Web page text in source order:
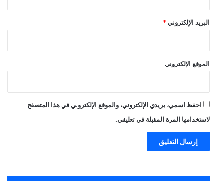
البريد الإلكتروني *
الموقع الإلكتروني
احفظ اسمي، بريدي الإلكتروني، والموقع الإلكتروني في هذا المتصفح
لاستخدامها المرة المقبلة في تعليقي.